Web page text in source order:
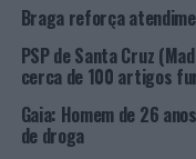
Guimarães: PSP faz
estupefacientes
Braga reforça
PSP de Santa Cruz
cerca de 100 artigos
Gaia: Homem de 26
de droga